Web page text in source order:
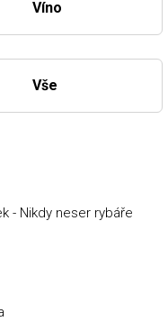
Víno
Vše
- Nikdy neser rybáře